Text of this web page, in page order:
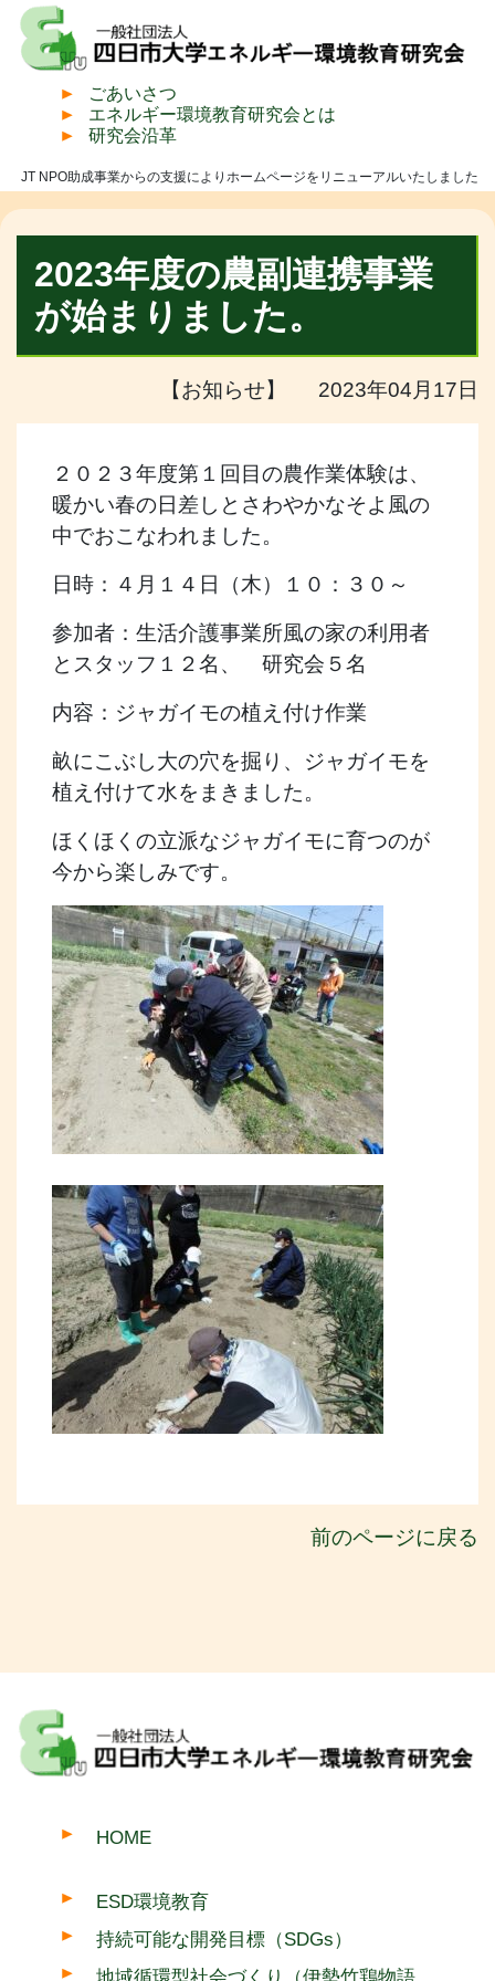
ごあいさつ
エネルギー環境教育研究会とは
研究会沿革
JT NPO助成事業からの支援によりホームページをリニューアルいたしました
2023年度の農副連携事業
が始まりました。
【お知らせ】 2023年04月17日
２０２３年度第１回目の農作業体験は、
暖かい春の日差しとさわやかなそよ風の
中でおこなわれました。
日時：４月１４日（木）１０：３０～
参加者：生活介護事業所風の家の利用者
とスタッフ１２名、 研究会５名
内容：ジャガイモの植え付け作業
畝にこぶし大の穴を掘り、ジャガイモを
植え付けて水をまきました。
ほくほくの立派なジャガイモに育つのが
今から楽しみです。
前のページに戻る
HOME
ESD環境教育
持続可能な開発目標（SDGs）